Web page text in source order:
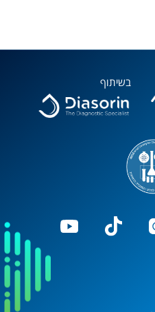
בשיתוף